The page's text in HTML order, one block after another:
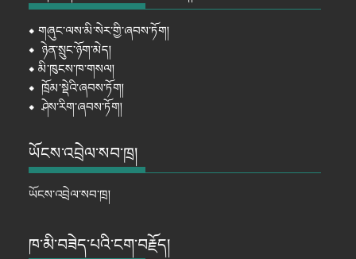
⦁གཞུང་ལས་མི་སེར་གྱི་ཞབས་ཏོག།
⦁ ཉེན་སྲུང་ཉོག་མེད།
⦁ མི་ཁུངས་ཁ་གསལ།
⦁ ཁྲོམ་སྡེའི་ཞབས་ཏོག།
⦁ཤེས་རིག་ཞབས་ཏོག།
ཡོངས་འབྲེལ་སབ་ཁྲ།
ཡོངས་འབྲེལ་སབ་ཁྲ།
ཁ་མི་བཟེད་པའི་ངག་བརྗོད།